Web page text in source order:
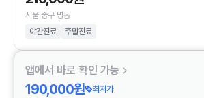
서울 중구 명동
야간진료
주말진료
앱에서 바로 확인 가능
190,000원
최저가